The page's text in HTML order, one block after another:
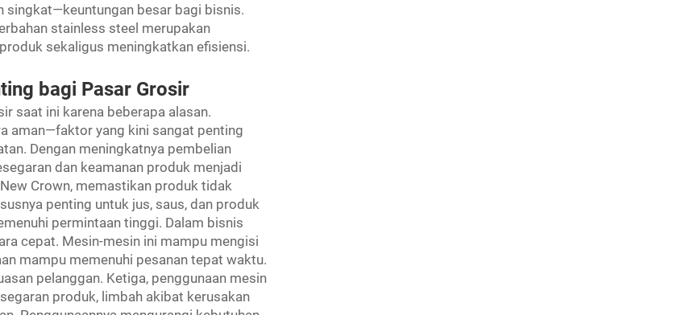
singkat—keuntungan besar bagi bisnis.
stainless steel merupakan
sekaligus meningkatkan efisiensi.
bagi Pasar Grosir
saat ini karena beberapa alasan.
aman—faktor yang kini sangat penting
Dengan meningkatnya pembelian
dan keamanan produk menjadi
Crown, memastikan produk tidak
penting untuk jus, saus, dan produk
permintaan tinggi. Dalam bisnis
cepat. Mesin-mesin ini mampu mengisi
mampu memenuhi pesanan tepat waktu.
pelanggan. Ketiga, penggunaan mesin
produk, limbah akibat kerusakan